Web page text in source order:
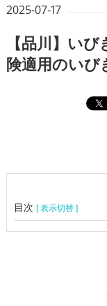
2025-07-17
【品川】い
険適用のいび
目次[ 表示切替 ]